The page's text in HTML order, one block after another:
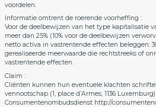
voordelen.
Informatie omtrent de roerende voorheffing :
Voor de deelbewijzen van het type kapitalisatie
meer dan 25% (10% voor de deelbewijzen
netto activa in vastrentende effecten beleggen:
gerealiseerde meerwaarde die rechtstreeks of
vastrentende effecten.
Claim :
Cliënten kunnen hun eventuele klachten
vennootschap (1, place d’Armes, 1136
Consumentenombudsdienst http://